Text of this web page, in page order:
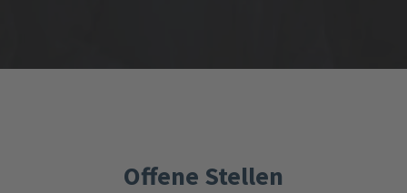
Offene Stellen